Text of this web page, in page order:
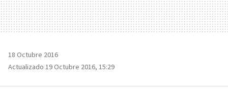
18 Octubre 2016
Actualizado 19 Octubre 2016, 15:29